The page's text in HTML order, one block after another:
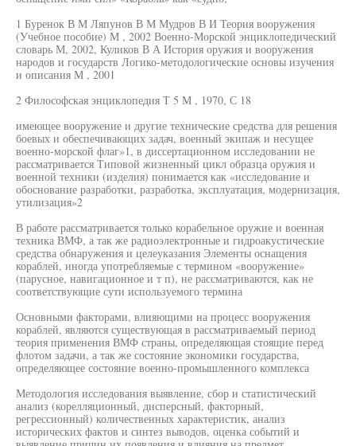
1 Буренок В М Ляпунов В М Мудров В И Теория вооружения
(Учебное пособие) М , 2002 Военно-Морской энциклопедический
словарь М, 2002, Куликов В А История оружия и вооружения
народов и государств Логико-методологические основы изучения
и описания М , 2001
2 Философская энциклопедия Т 5 М , 1970, С 18
имеющее вооружение и другие технические средства для решения
боевых и обеспечивающих задач, военный экипаж и несущее
военно-морской флаг»1, в диссертационном исследовании не
рассматривается Типовой жизненный цикл образца оружия и
военной техники (изделия) понимается как «исследование и
обоснование разработки, разработка, эксплуатация, модернизация,
утилизация»2
В работе рассматривается только корабельное оружие и военная
техника ВМФ, а так же радиоэлектронные и гидроакустические
средства обнаружения и целеуказания Элементы оснащения
кораблей, иногда употребляемые с термином «вооружение»
(парусное, навигационное и т п), не рассматриваются, как не
соответствующие сути используемого термина
Основными факторами, влияющими на процесс вооружения
кораблей, являются существующая в рассматриваемый период
теория применения ВМФ страны, определяющая стоящие перед
флотом задачи, а так же состояние экономики государства,
определяющее состояние военно-промышленного комплекса
Методология исследования выявление, сбор и статистический
анализ (корелляционный, дисперсный, факторный,
регрессионный) количественных характеристик, анализ
исторических фактов и синтез выводов, оценка событий и